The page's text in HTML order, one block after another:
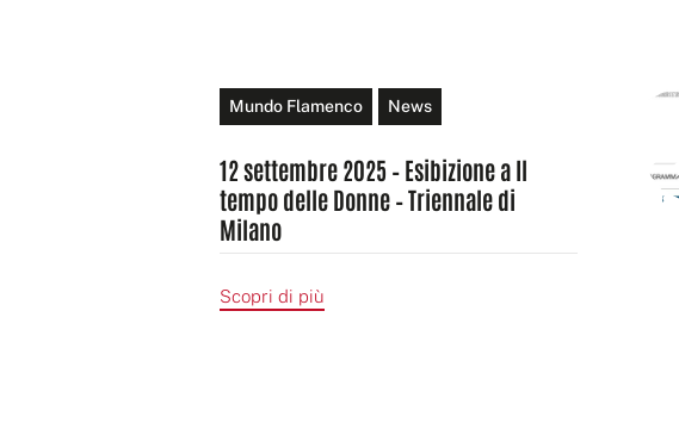
Mundo Flamenco News
12 settembre 2025 – Esibizione a Il
tempo delle Donne – Triennale di
Milano
Scopri di più